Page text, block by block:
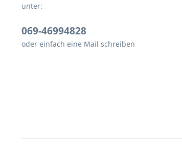
unter:
069-46994828
oder einfach eine Mail schreiben